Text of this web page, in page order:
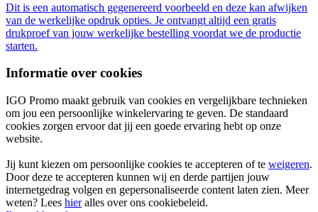
Dit is een automatisch gegenereerd voorbeeld en deze kan afwijken
van de werkelijke opdruk opties. Je ontvangt altijd een gratis
drukproef van jouw werkelijke bestelling voordat we de productie
starten.
Informatie over cookies
IGO Promo maakt gebruik van cookies en vergelijkbare technieken
om jou een persoonlijke winkelervaring te geven. De standaard
cookies zorgen ervoor dat jij een goede ervaring hebt op onze
website.
Jij kunt kiezen om persoonlijke cookies te accepteren of te weigeren.
Door deze te accepteren kunnen wij en derde partijen jouw
internetgedrag volgen en gepersonaliseerde content laten zien. Meer
weten? Lees hieralles over ons cookiebeleid.